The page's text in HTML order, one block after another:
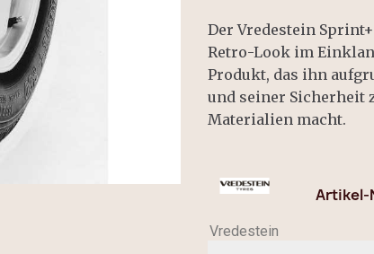
Der Vredestein
Retro-Look im
Produkt, das ihn
und seiner Sicherheit
Materialien macht.
Vredestein
Artikel-